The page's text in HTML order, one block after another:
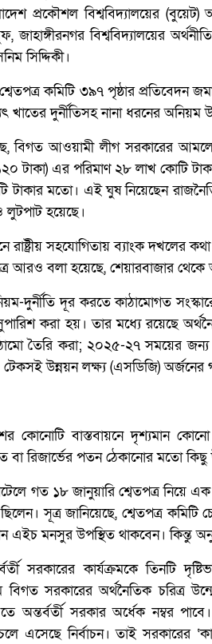
প্রকৌশল বিশ্ববিদ্যালয়ের
বিশ্ববিদ্যালয়ের
সিদ্দিকী।
কমিটি ৩৯৭ পৃষ্ঠার প্রতিবেদন
খাতের দুর্নীতিসহ নানা ধরনের অনিয়ম
বিগত আওয়ামী লীগ সরকারের
টাকা) এর পরিমাণ ২৮ লাখ কোটি
টাকার মতো। এই ঘুষ নিয়েছেন
লুটপাট হয়েছে।
রাষ্ট্রীয় সহযোগিতায় ব্যাংক দখলের
আরও বলা হয়েছে, শেয়ারবাজার
দুর্নীতি দূর করতে কাঠামোগত
করা হয়। তার মধ্যে রয়েছে
তৈরি করা; ২০২৫-২৭ সময়ের জন্য
টেকসই উন্নয়ন লক্ষ্য (এসডিজি)
কোনোটি বাস্তবায়নে দৃশ্যমান
বা রিজার্ভের পতন ঠেকানোর মতো কিছু
গত ১৮ জানুয়ারি শ্বেতপত্র নিয়ে
সূত্র জানিয়েছে, শ্বেতপত্র
এইচ মনসুর উপস্থিত থাকবেন। কিন্তু
সরকারের কার্যক্রমকে তিনটি
বিগত সরকারের অর্থনৈতিক চরিত্র
অন্তর্বর্তী সরকার অর্ধেক নম্বর
এসেছে নির্বাচন। তাই সরকারের